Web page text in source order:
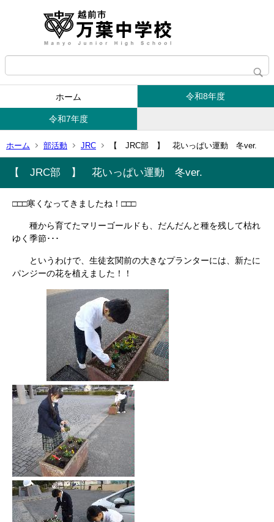
ホーム 令和8年度
令和7年度
ホーム 部活動 JRC 【 JRC部 】 花いっぱい運動 冬ver.
【 JRC部 】 花いっぱい運動 冬ver.
□□□寒くなってきましたね！□□□
種から育てたマリーゴールドも、だんだんと種を残して枯れ
ゆく季節･･･
というわけで、生徒玄関前の大きなプランターには、新たに
パンジーの花を植えました！！